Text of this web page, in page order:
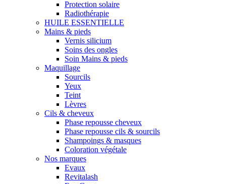
Protection solaire
Radiothérapie
HUILE ESSENTIELLE
Mains & pieds
Vernis silicium
Soins des ongles
Soin Mains & pieds
Maquillage
Sourcils
Yeux
Teint
Lèvres
Cils & cheveux
Phase repousse cheveux
Phase repousse cils & sourcils
Shampoings & masques
Coloration végétale
Nos marques
Evaux
Revitalash